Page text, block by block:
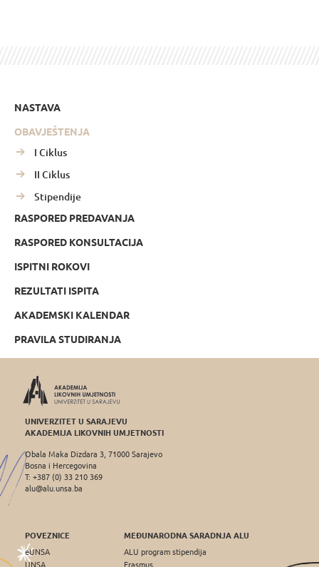
NASTAVA
OBAVJEŠTENJA
I Ciklus
II Ciklus
Stipendije
RASPORED PREDAVANJA
RASPORED KONSULTACIJA
ISPITNI ROKOVI
REZULTATI ISPITA
AKADEMSKI KALENDAR
PRAVILA STUDIRANJA
UNIVERZITET U SARAJEVU
AKADEMIJA LIKOVNIH UMJETNOSTI
Obala Maka Dizdara 3, 71000 Sarajevo
Bosna i Hercegovina
T: +387 (0) 33 210 369
alu@alu.unsa.ba
POVEZNICE
eUNSA
UNSA
MEĐUNARODNA SARADNJA ALU
ALU program stipendija
Erasmus